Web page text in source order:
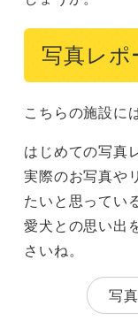
写真レポ
こちらの施設に
はじめての写真
実際のお写真や
たいと思ってい
愛犬との思い出
さいね。
写